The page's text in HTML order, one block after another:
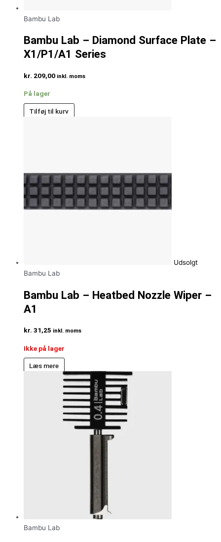
Bambu Lab
Bambu Lab – Diamond Surface Plate –
X1/P1/A1 Series
kr. 209,00 inkl. moms
På lager
Tilføj til kurv
Udsolgt
Bambu Lab
Bambu Lab – Heatbed Nozzle Wiper –
A1
kr. 31,25 inkl. moms
Ikke på lager
Læs mere
Bambu Lab